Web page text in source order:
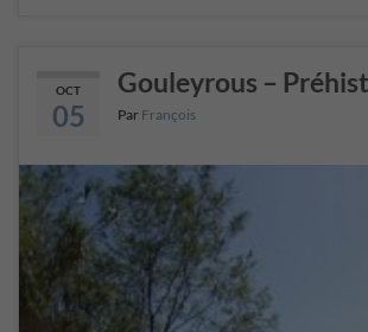
OCT
05
Gouleyrous –
Par François